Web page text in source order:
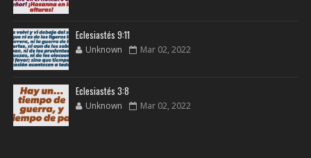
Eclesiastés 9:11
Unknown Mar 02, 2022
Eclesiastés 3:8
Unknown Mar 02, 2022